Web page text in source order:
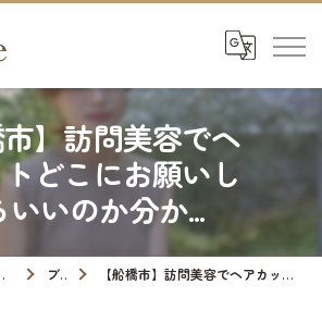
】訪問美容でヘ
どこにお願いし
いいのか分か...
美容palace ブログ 【船橋市】訪問美容でヘアカットどこにお願いしたらいいのか分か...